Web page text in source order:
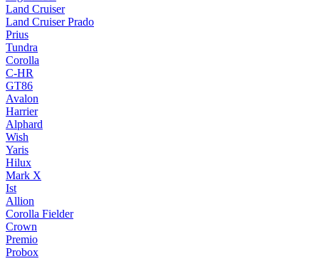
Land Cruiser
Land Cruiser Prado
Prius
Tundra
Corolla
C-HR
GT86
Avalon
Harrier
Alphard
Wish
Yaris
Hilux
Mark X
Ist
Allion
Corolla Fielder
Crown
Premio
Probox